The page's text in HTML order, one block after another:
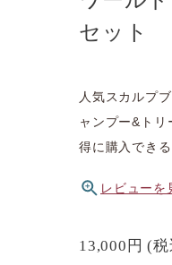
セット
人気スカルプ
ャンプー&ト
得に購入でき
レビューを
13,000円 (